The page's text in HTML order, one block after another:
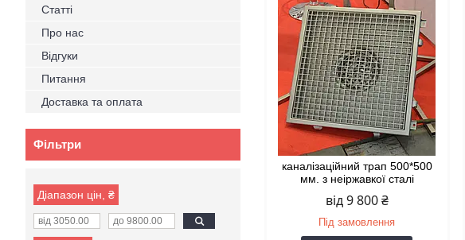
каналізаційний трап 500*500
мм. з неіржавкої сталі
від 9 800 ₴
Під замовлення
Статті
Про нас
Відгуки
Питання
Доставка та оплата
Фільтри
Діапазон цін, ₴